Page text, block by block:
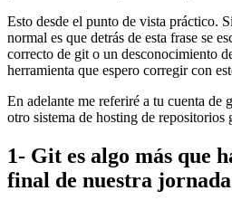
Esto desde el punto de vista práctico.
normal es que detrás de esta frase se
correcto de git o un desconocimiento
herramienta que espero corregir con
En adelante me referiré a tu cuenta
otro sistema de hosting de repositorios
1- Git es algo más que
final de nuestra jornada